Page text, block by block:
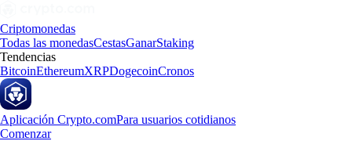
Criptomonedas
Todas las monedasCestasGanarStaking
Tendencias
BitcoinEthereumXRPDogecoinCronos
Aplicación Crypto.comPara usuarios cotidianos
Comenzar